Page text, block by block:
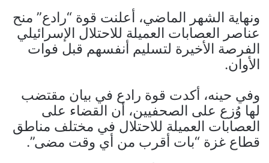
ونهاية الشهر الماضي، أعلنت قوة “رادع” منح
عناصر العصابات العميلة للاحتلال الإسرائيلي
الفرصة الأخيرة لتسليم أنفسهم قبل فوات
الأوان.
وفي حينه، أكدت قوة رادع في بيان مقتضب
لها وُزع على الصحفيين، أن القضاء على
العصابات العميلة للاحتلال في مختلف مناطق
قطاع غزة “بات أقرب من أي وقت مضى”.